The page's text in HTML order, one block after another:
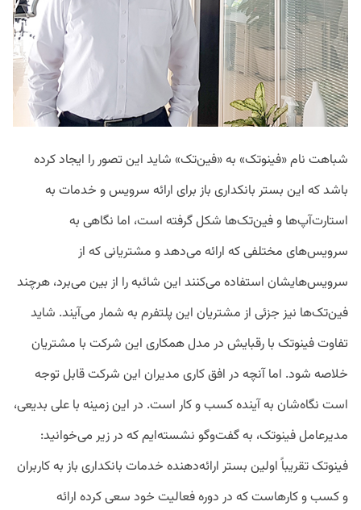
شباهت نام «فینوتک» به «فین‌تک» شاید این تصور را ایجاد کرده
باشد که این بستر بانکداری باز برای ارائه سرویس و خدمات به
استارت‌آپ‌ها و فین‌تک‌ها شکل گرفته است، اما نگاهی به
سرویس‌های مختلفی که ارائه می‌دهد و مشتریانی که از
سرویس‌هایشان استفاده می‌کنند این شائبه را از بین می‌برد، هرچند
فین‌تک‌ها نیز جزئی از مشتریان این پلتفرم به‌ شمار می‌آیند. شاید
تفاوت فینوتک با رقبایش در مدل همکاری این شرکت با مشتریان
خلاصه شود. اما آنچه در افق کاری مدیران این شرکت قابل توجه
است نگاه‌شان به آینده کسب و کار است. در این زمینه با علی بدیعی،
مدیرعامل فینوتک، به گفت‌وگو نشسته‌ایم که در زیر می‌خوانید:
فینوتک تقریباً اولین بستر ارائه‌دهنده خدمات بانکداری باز به کاربران
و کسب و کارهاست که در دوره فعالیت خود سعی کرده ارائه